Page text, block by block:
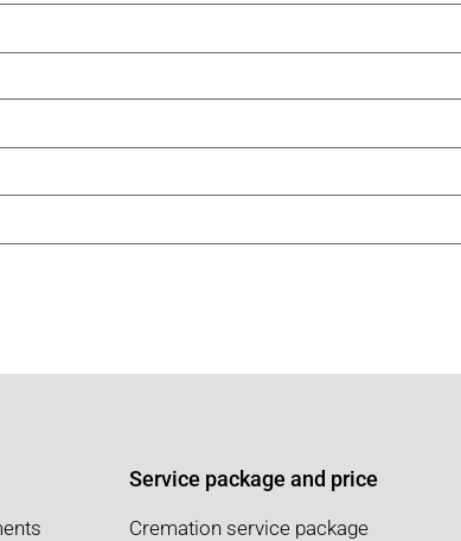
Service package and price
Cremation service package